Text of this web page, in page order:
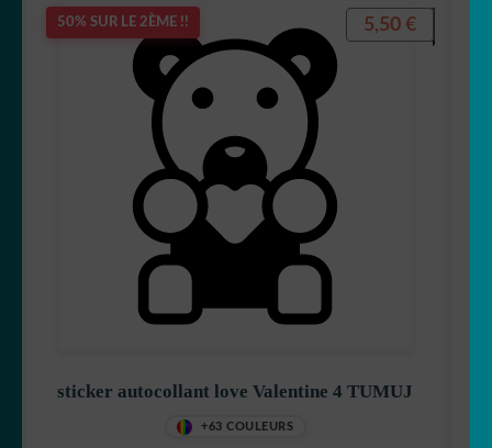
50% SUR LE 2ÈME !!
sticker autocollant love Valentine 4 TUMUJ
+63 COULEURS
5,50 €